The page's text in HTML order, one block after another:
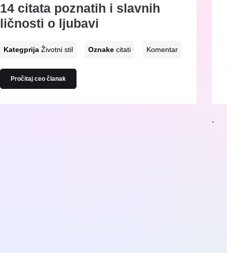
14 citata poznatih i slavnih
ličnosti o ljubavi
Kategprija Životni stil Oznakecitati Komentar
Pročitaj ceo članak
`